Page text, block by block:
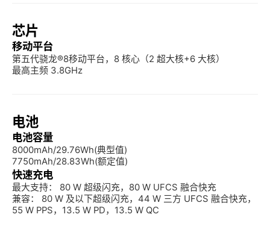
芯片
移动平台
第五代骁龙®8移动平台，8 核心（2 超大核+6 大核）
最高主频 3.8GHz
电池
电池容量
8000mAh/29.76Wh(典型值)
7750mAh/28.83Wh(额定值)
快速充电
最大支持： 80 W 超级闪充，80 W UFCS 融合快充
兼容： 80 W 及以下超级闪充，44 W 三方 UFCS 融合快充，
55 W PPS，13.5 W PD，13.5 W QC